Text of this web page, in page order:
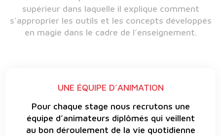
supérieur dans laquelle il explique comment
s’approprier les outils et les concepts développés
en magie dans le cadre de l’enseignement.
UNE ÉQUIPE D’ANIMATION
Pour chaque stage nous recrutons une
équipe d’animateurs diplômés qui veillent
au bon déroulement de la vie quotidienne